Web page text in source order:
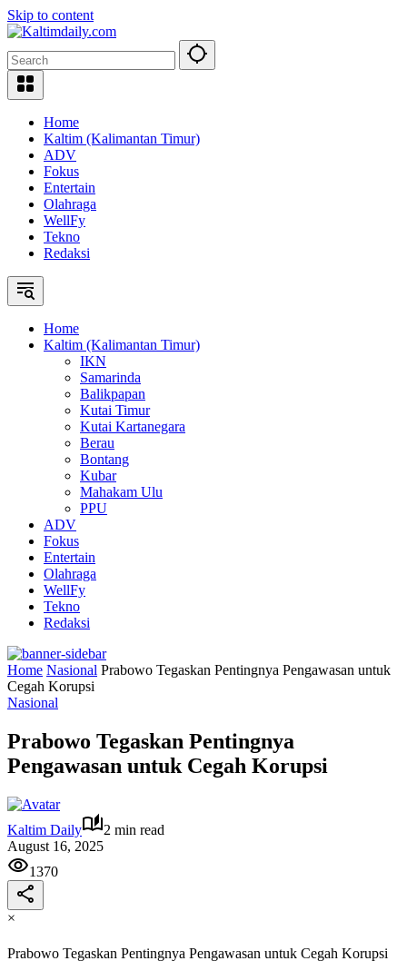
Skip to content
Home
Kaltim (Kalimantan Timur)
ADV
Fokus
Entertain
Olahraga
WellFy
Tekno
Redaksi
Home
Kaltim (Kalimantan Timur)
IKN
Samarinda
Balikpapan
Kutai Timur
Kutai Kartanegara
Berau
Bontang
Kubar
Mahakam Ulu
PPU
ADV
Fokus
Entertain
Olahraga
WellFy
Tekno
Redaksi
Home Nasional Prabowo Tegaskan Pentingnya Pengawasan untuk
Cegah Korupsi
Nasional
Prabowo Tegaskan Pentingnya
Pengawasan untuk Cegah Korupsi
Kaltim Daily
2 min read
August 16, 2025
1370
×
Prabowo Tegaskan Pentingnya Pengawasan untuk Cegah Korupsi